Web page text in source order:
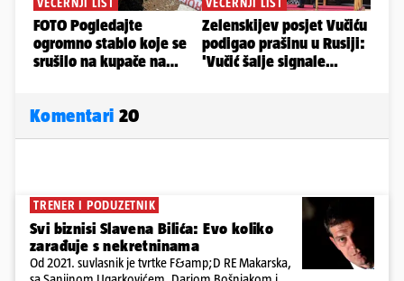
Komentari 20
TRENER I PODUZETNIK
Svi biznisi Slavena Bilića: Evo koliko
zarađuje s nekretninama
Od 2021. suvlasnik je tvrtke F&amp;D RE Makarska,